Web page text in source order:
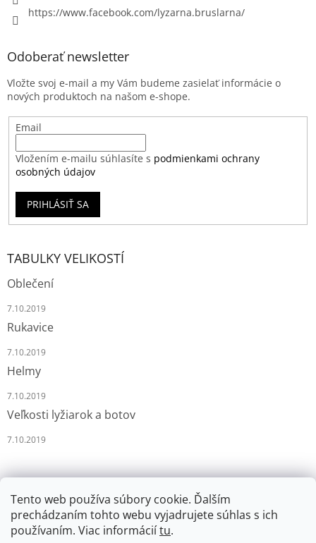
Tento web používa súbory cookie. Ďalším
prechádzaním tohto webu vyjadrujete súhlas s ich
používaním. Viac informáciítu.
https://www.facebook.com/lyzarna.bruslarna/
Odoberať newsletter
Vložte svoj e-mail a my Vám budeme zasielať informácie o
nových produktoch na našom e-shope.
Email
Vložením e-mailu súhlasíte s podmienkami ochrany
osobných údajov
PRIHLÁSIŤ SA
TABULKY VELIKOSTÍ
Oblečení
7.10.2019
Rukavice
7.10.2019
Helmy
7.10.2019
Veľkosti lyžiarok a botov
7.10.2019